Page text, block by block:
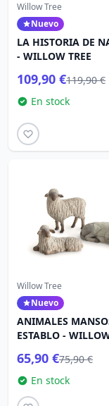
Willow Tree
Nuevo
LA HISTORIA DE
- WILLOW TREE
109,90 €119,90 €
En stock
Willow Tree
Nuevo
ANIMALES
ESTABLO -
65,90 €75,90 €
En stock